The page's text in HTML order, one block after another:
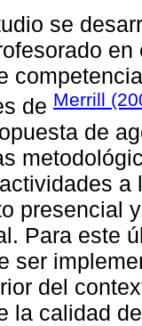
se
de Merrill
de
a
presencial
Para este
ser
del
la calidad